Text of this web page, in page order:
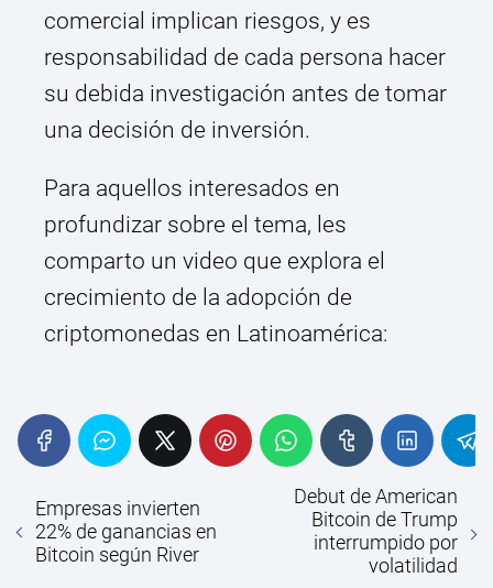
comercial implican riesgos, y es
responsabilidad de cada persona hacer
su debida investigación antes de tomar
una decisión de inversión.
Para aquellos interesados en
profundizar sobre el tema, les
comparto un video que explora el
crecimiento de la adopción de
criptomonedas en Latinoamérica:
Empresas invierten
22% de ganancias en
Bitcoin según River
Debut de American
Bitcoin de Trump
interrumpido por
volatilidad